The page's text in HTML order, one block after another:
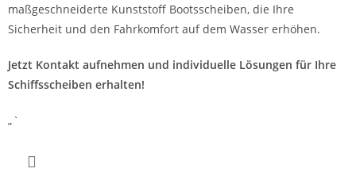
maßgeschneiderte Kunststoff Bootsscheiben, die Ihre
Sicherheit und den Fahrkomfort auf dem Wasser erhöhen.
Jetzt Kontakt aufnehmen und individuelle Lösungen für Ihre
Schiffsscheiben erhalten!
„`